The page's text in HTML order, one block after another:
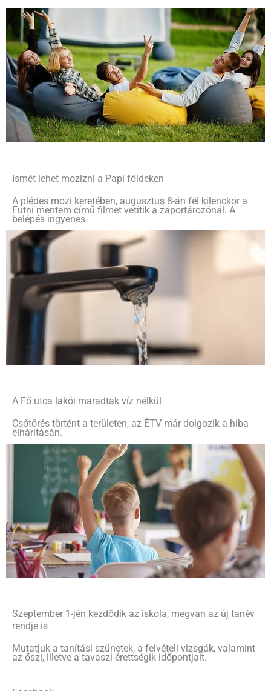
Ismét lehet mozizni a Papi földeken
A plédes mozi keretében, augusztus 8-án fél kilenckor a
Futni mentem című filmet vetítik a záportározónál. A
belépés ingyenes.
A Fő utca lakói maradtak víz nélkül
Csőtörés történt a területen, az ÉTV már dolgozik a hiba
elhárításán.
Szeptember 1-jén kezdődik az iskola, megvan az új tanév
rendje is
Mutatjuk a tanítási szünetek, a felvételi vizsgák, valamint
az őszi, illetve a tavaszi érettségik időpontjait.